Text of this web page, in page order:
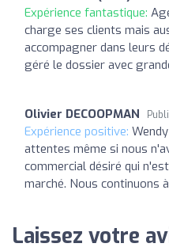
Expérience fantastique:
charge ses clients mais
accompagner dans leurs
géré le dossier avec
Olivier DECOOPMAN
Expérience positive:
attentes même si nous
commercial désiré qui
marché. Nous continuons
Laissez votre